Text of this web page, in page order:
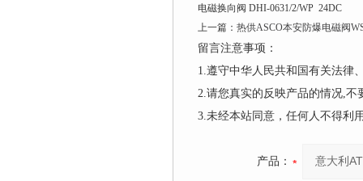
电磁换向阀 DHI-0631/2/WP 24DC
上一篇： 热供ASCO本安防爆电磁阀
留言注意事项：
1.遵守中华人民共和国有关法律
2.请您真实的反映产品的情况,
3.未经本站同意，任何人不得利
产品：